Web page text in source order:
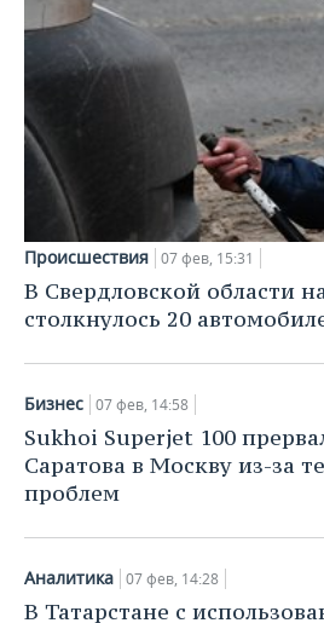
Происшествия 07 фев, 15:31
В Свердловской области
столкнулось 20
Бизнес 07 фев, 14:58
Sukhoi Superjet 100
Саратова в Москву из-за
проблем
Аналитика 07 фев, 14:28
В Татарстане с